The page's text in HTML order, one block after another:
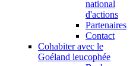
national
d'actions
Partenaires
Contact
Cohabiter avec le
Goéland leucophée